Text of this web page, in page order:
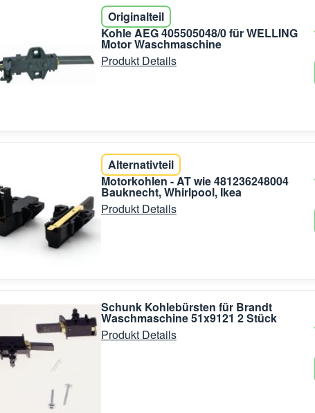
Originalteil
Kohle AEG 405505048/0 für WELLING
Motor Waschmaschine
Produkt Details
Alternativteil
Motorkohlen - AT wie 481236248004
Bauknecht, Whirlpool, Ikea
Produkt Details
Schunk Kohlebürsten für Brandt
Waschmaschine 51x9121 2 Stück
Produkt Details